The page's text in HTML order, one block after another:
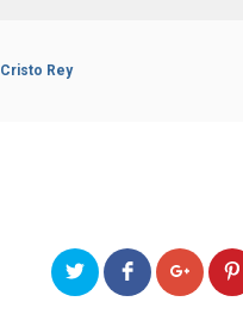
Cristo Rey